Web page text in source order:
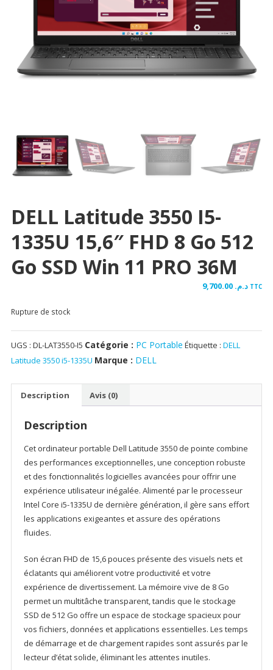
DELL Latitude 3550 I5-
1335U 15,6″ FHD 8 Go 512
Go SSD Win 11 PRO 36M
د.م. TTC
Rupture de stock
UGS : DL-LAT3550-I5 Catégorie : PC Portable Étiquette : DELL
Latitude 3550 i5-1335U Marque : DELL
Description Avis (0)
Description
Cet ordinateur portable Dell Latitude 3550 de pointe combine
des performances exceptionnelles, une conception robuste
et des fonctionnalités logicielles avancées pour offrir une
expérience utilisateur inégalée. Alimenté par le processeur
Intel Core i5-1335U de dernière génération, il gère sans effort
les applications exigeantes et assure des opérations
fluides.
Son écran FHD de 15,6 pouces présente des visuels nets et
éclatants qui améliorent votre productivité et votre
expérience de divertissement. La mémoire vive de 8 Go
permet un multitâche transparent, tandis que le stockage
SSD de 512 Go offre un espace de stockage spacieux pour
vos fichiers, données et applications essentielles. Les temps
de démarrage et de chargement rapides sont assurés par le
lecteur d’état solide, éliminant les attentes inutiles.